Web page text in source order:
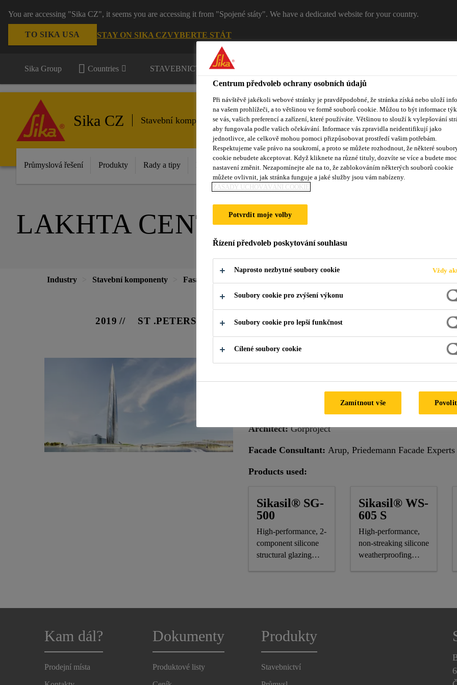
You are accessing "Sika CZ", it seems you are accessing it from "Spojené státy". We have a dedicated website for your country.
TO SIKA USA STAY ON SIKA CZVYBERTE STÁT
Sika Group Countries STAVEBNICTVÍ / PRŮMYSL
Sika CZ Stavební komponenty
Průmyslová řešení Produkty Rady a tipy Inovace Reference Služby zákazníkům Události Dokumentace
LAKHTA CENTER
Industry Stavební komponenty Fasády
2019 ST .PETERSBURG, RUSSIA
Special Features:Cold climate, cold-bent glazing
Josef Gartner, Lindner Group
Architect:Gorproject
Facade Consultant: Arup, Priedemann Facade Experts
Products used:
Sikasil® SG-
500
High-performance, 2-
component silicone
structural glazing
Sikasil® WS-
605 S
High-performance,
non-streaking silicone
weatherproofing
Kam dál?
Prodejní místa
Dokumenty
Produktové listy
Produkty
Stavebnictví
Centrum předvoleb ochrany osobních údajů
Při návštěvě jakékoli webové stránky je pravděpodobné, že stránka získá nebo uloží
na vašem prohlížeči, a to většinou ve formě souborů cookie. Můžou to být informace
se vás, vašich preferencí a zařízení, které používáte. Většinou to slouží k vylepšování
aby fungovala podle vašich očekávání. Informace vás zpravidla neidentifikují jako
jednotlivce, ale celkově mohou pomoci přizpůsobovat prostředí vašim potřebám.
Respektujeme vaše právo na soukromí, a proto se můžete rozhodnout, že některé
cookie nebudete akceptovat. Když kliknete na různé tituly, dozvíte se více a budete
nastavení změnit. Nezapomínejte ale na to, že zablokováním některých souborů cookie
můžete ovlivnit, jak stránka funguje a jaké služby jsou vám nabízeny.
ZÁSADY UCHOVÁVÁNÍ COOKIE
Potvrdit moje volby
Řízení předvoleb poskytování souhlasu
Naprosto nezbytné soubory cookie Vždy
Soubory cookie pro zvýšení výkonu
Soubory cookie pro lepší funkčnost
Cílené soubory cookie
Zamítnout vše Povolit